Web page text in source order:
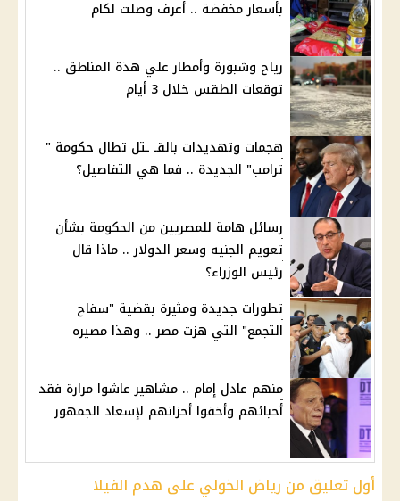
بأسعار مخفضة .. أعرف وصلت لكام
رياح وشبورة وأمطار علي هذة المناطق ..
توقعات الطقس خلال 3 أيام
هجمات وتهديدات بالقـ ـتل تطال حكومة "
ترامب" الجديدة .. فما هي التفاصيل؟
رسائل هامة للمصريين من الحكومة بشأن
تعويم الجنيه وسعر الدولار .. ماذا قال
رئيس الوزراء؟
تطورات جديدة ومثيرة بقضية "سفاح
التجمع" التي هزت مصر .. وهذا مصيره
منهم عادل إمام .. مشاهير عاشوا مرارة فقد
أحبائهم وأخفوا أحزانهم لإسعاد الجمهور
أول تعليق من رياض الخولي على هدم الفيلا